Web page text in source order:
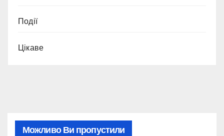
Події
Цікаве
Можливо Ви пропустили